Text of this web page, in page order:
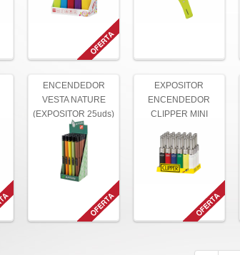
ENCENDEDOR
VESTA NATURE
(EXPOSITOR 25uds)
EXPOSITOR
ENCENDEDOR
CLIPPER MINI